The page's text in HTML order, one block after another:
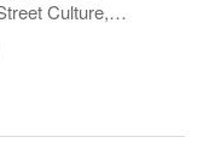
Culture,
USA sowie dem